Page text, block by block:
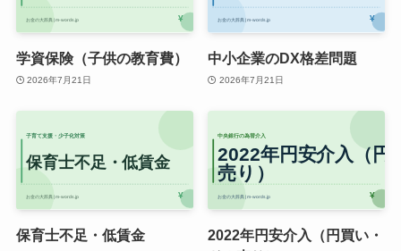
学資保険（子供の教育費）
2026年7月21日
中小企業のDX格差問題
2026年7月21日
保育士不足・低賃金
2022年円安介入（円買い・